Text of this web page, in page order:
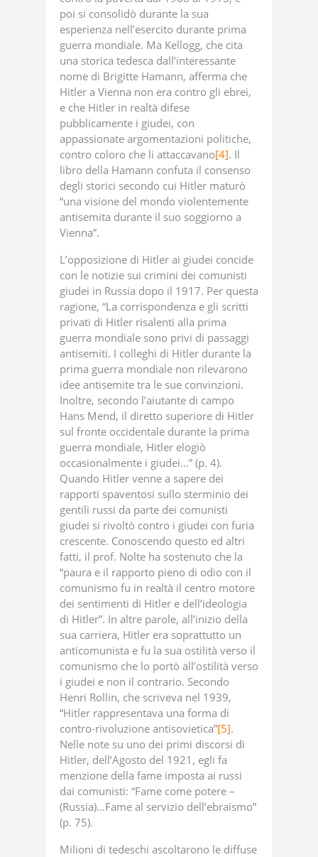
poi si consolidò durante la sua
esperienza nell’esercito durante prima
guerra mondiale. Ma Kellogg, che cita
una storica tedesca dall’interessante
nome di Brigitte Hamann, afferma che
Hitler a Vienna non era contro gli ebrei,
e che Hitler in realtà difese
pubblicamente i giudei, con
appassionate argomentazioni politiche,
contro coloro che li attaccavano[4]. Il
libro della Hamann confuta il consenso
degli storici secondo cui Hitler maturò
“una visione del mondo violentemente
antisemita durante il suo soggiorno a
Vienna”.
L’opposizione di Hitler ai giudei concide
con le notizie sui crimini dei comunisti
giudei in Russia dopo il 1917. Per questa
ragione, “La corrispondenza e gli scritti
privati di Hitler risalenti alla prima
guerra mondiale sono privi di passaggi
antisemiti. I colleghi di Hitler durante la
prima guerra mondiale non rilevarono
idee antisemite tra le sue convinzioni.
Inoltre, secondo l’aiutante di campo
Hans Mend, il diretto superiore di Hitler
sul fronte occidentale durante la prima
guerra mondiale, Hitler elogiò
occasionalmente i giudei…” (p. 4).
Quando Hitler venne a sapere dei
rapporti spaventosi sullo sterminio dei
gentili russi da parte dei comunisti
giudei si rivoltò contro i giudei con furia
crescente. Conoscendo questo ed altri
fatti, il prof. Nolte ha sostenuto che la
“paura e il rapporto pieno di odio con il
comunismo fu in realtà il centro motore
dei sentimenti di Hitler e dell’ideologia
di Hitler”. In altre parole, all’inizio della
sua carriera, Hitler era soprattutto un
anticomunista e fu la sua ostilità verso il
comunismo che lo portò all’ostilità verso
i giudei e non il contrario. Secondo
Henri Rollin, che scriveva nel 1939,
“Hitler rappresentava una forma di
contro-rivoluzione antisovietica”[5].
Nelle note su uno dei primi discorsi di
Hitler, dell’Agosto del 1921, egli fa
menzione della fame imposta ai russi
dai comunisti: “Fame come potere –
(Russia)…Fame al servizio dell’ebraismo”
(p. 75).
Milioni di tedeschi ascoltarono le diffuse